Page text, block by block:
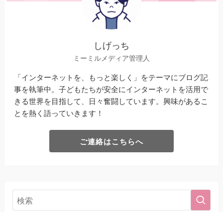
しげっち
ミーミルメディア管理人
「インターネットを、もっと楽しく」をテーマにブログ記
事を執筆中。子どもたちが安全にインターネットを活用で
きる世界を目指して、日々奮闘しています。興味があるこ
とを熱く語っていきます！
ご連絡はこちらへ